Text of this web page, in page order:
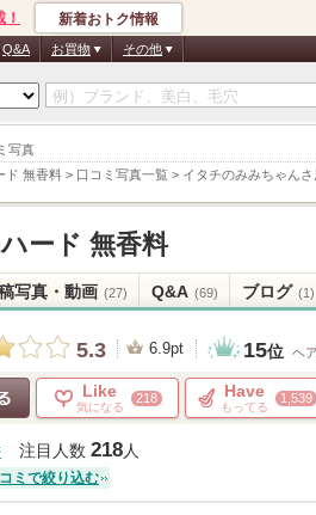
写真
ド 無香料 > 口コミ写真一覧 > イタチのみみちゃん
新着おトク情報
Q&A お買物 その他
ード 無香料
写真・動画 (27) Q&A (69) ブログ (1)
5.3 6.9pt 15位 ヘ
Like
気になる
218 Have
もってる
1,539
注目人数 218人
ミで絞り込む